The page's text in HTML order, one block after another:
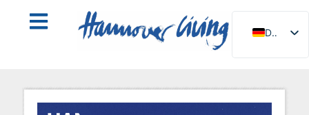
DE
EN
PL